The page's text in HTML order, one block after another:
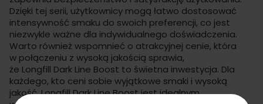
Dzięki tej serii, użytkownicy mogą łatwo dostosować
intensywność smaku do swoich preferencji, co jest
niezwykle ważne dla indywidualnego doświadczenia.
Warto również wspomnieć o atrakcyjnej cenie, która
w połączeniu z wysoką jakością sprawia,
że Longfill Dark Line Boost to świetna inwestycja. Dla
każdego, kto ceni sobie wyjątkowe smaki i wysoką
jakość, Longfill Dark Line Boost jest idealnym